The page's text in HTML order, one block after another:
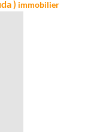
) immobilier